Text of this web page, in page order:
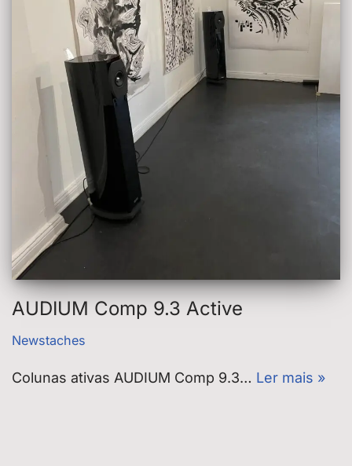
AUDIUM Comp 9.3 Active
Newstaches
Colunas ativas AUDIUM Comp 9.3… Ler mais »